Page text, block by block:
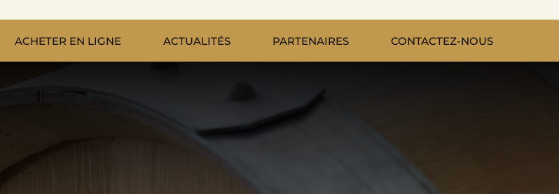
ACHETER EN LIGNE ACTUALITÉS PARTENAIRES CONTACTEZ-NOUS